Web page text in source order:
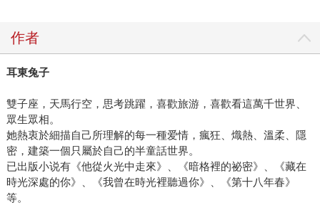
作者
耳東兔子
雙子座，天馬行空，思考跳躍，喜歡旅游，喜歡看這萬千世界、
眾生眾相。
她熱衷於細描自己所理解的每一種爱情，瘋狂、熾熱、溫柔、隱
密，建築一個只屬於自己的半童話世界。
已出版小说有《他從火光中走來》、《暗格裡的祕密》、《藏在
時光深處的你》、《我曾在時光裡聽過你》、《第十八年春》
等。